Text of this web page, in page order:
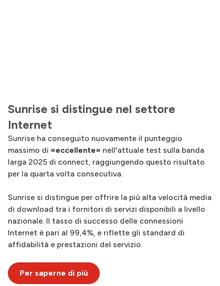
Sunrise si distingue nel settore
Internet
Sunrise ha conseguito nuovamente il punteggio
massimo di «eccellente» nell'attuale test sulla banda
larga 2025 di connect, raggiungendo questo risultato
per la quarta volta consecutiva.
Sunrise si distingue per offrire la più alta velocità media
di download tra i fornitori di servizi disponibili a livello
nazionale. Il tasso di successo delle connessioni
Internet è pari al 99,4%, e riflette gli standard di
affidabilità e prestazioni del servizio.
Per saperne di più